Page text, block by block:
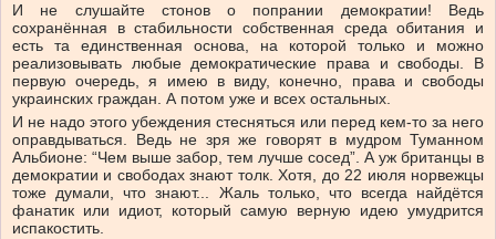
И не слушайте стонов о попрании демократии! Ведь
сохранённая в стабильности собственная среда обитания и
есть та единственная основа, на которой только и можно
реализовывать любые демократические права и свободы. В
первую очередь, я имею в виду, конечно, права и свободы
украинских граждан. А потом уже и всех остальных.
И не надо этого убеждения стесняться или перед кем-то за него
оправдываться. Ведь не зря же говорят в мудром Туманном
Альбионе: “Чем выше забор, тем лучше сосед”. А уж британцы в
демократии и свободах знают толк. Хотя, до 22 июля норвежцы
тоже думали, что знают... Жаль только, что всегда найдётся
фанатик или идиот, который самую верную идею умудрится
испакостить.